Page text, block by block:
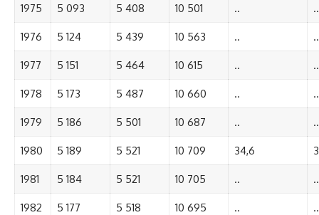
1975 5 093 5 408 10 501 .. ..
1976 5 124 5 439 10 563 .. ..
1977 5 151 5 464 10 615 .. ..
1978 5 173 5 487 10 660 .. ..
1979 5 186 5 501 10 687 .. ..
1980 5 189 5 521 10 709 34,6
1981 5 184 5 521 10 705 .. ..
1982 5 177 5 518 10 695 .. ..